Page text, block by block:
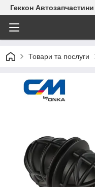
Геккон Автозапчастини
Товари та послуги